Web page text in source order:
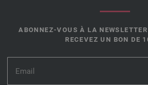
ABONNEZ-VOUS À LA
RECEVEZ UN BON DE